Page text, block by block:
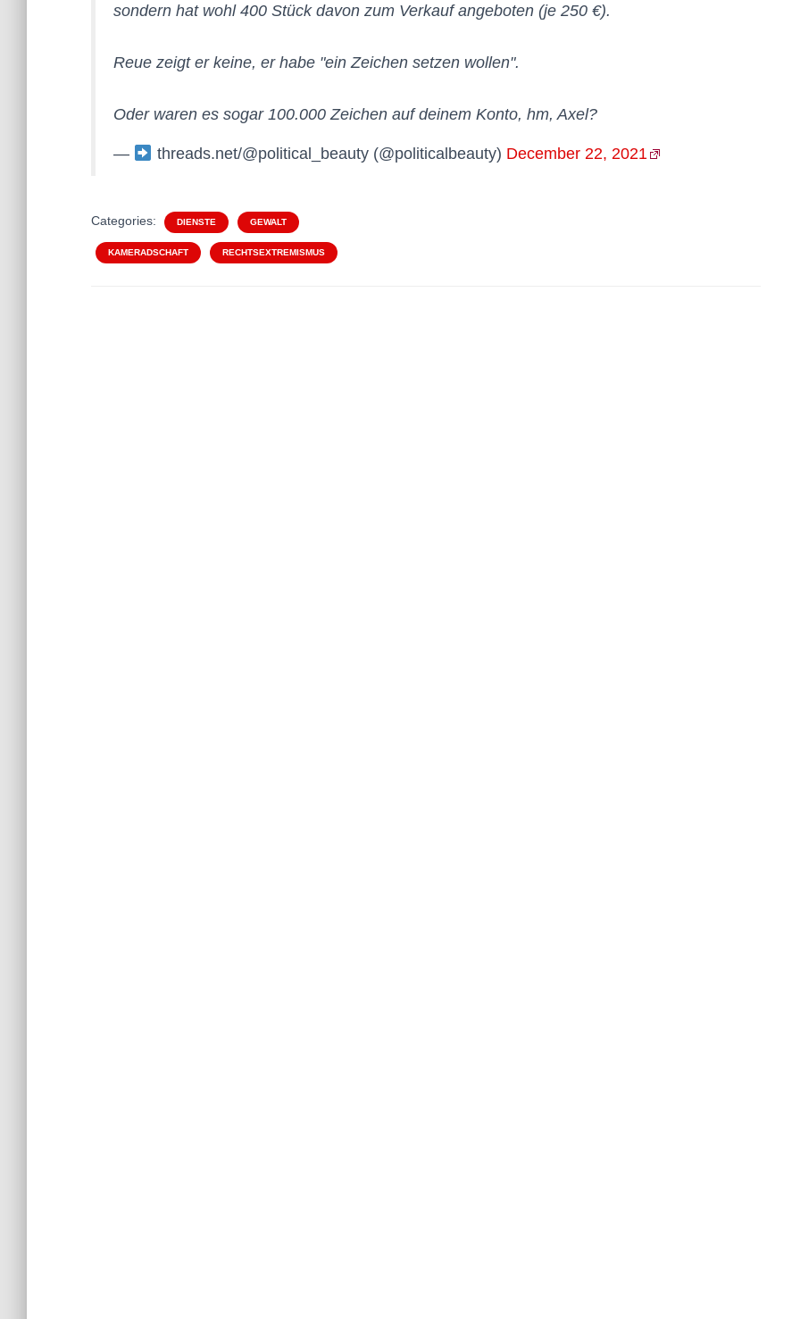
sondern hat wohl 400 Stück davon zum Verkauf angeboten (je 250 €).
Reue zeigt er keine, er habe "ein Zeichen setzen wollen".
Oder waren es sogar 100.000 Zeichen auf deinem Konto, hm, Axel?
— threads.net/@political_beauty (@politicalbeauty) December 22, 2021
Categories: DIENSTE GEWALT
KAMERADSCHAFT RECHTSEXTREMISMUS